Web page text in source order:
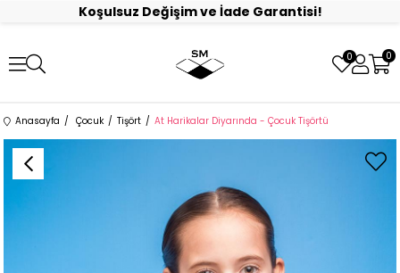
Koşulsuz Değişim ve İade Garantisi!
0 0
Anasayfa Çocuk Tişört At Harikalar Diyarında - Çocuk Tişörtü